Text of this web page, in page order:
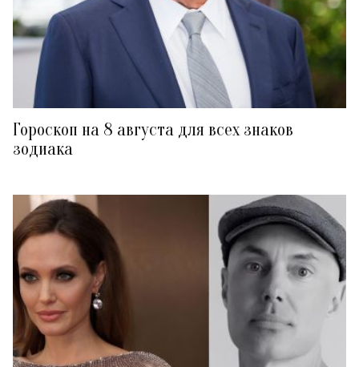
Гороскоп на 8 августа для всех знаков
зодиака